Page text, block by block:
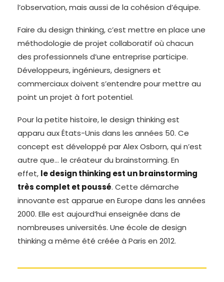
l’observation, mais aussi de la cohésion d’équipe.
Faire du design thinking, c’est mettre en place une
méthodologie de projet collaboratif où chacun
des professionnels d’une entreprise participe.
Développeurs, ingénieurs, designers et
commerciaux doivent s’entendre pour mettre au
point un projet à fort potentiel.
Pour la petite histoire, le design thinking est
apparu aux États-Unis dans les années 50. Ce
concept est développé par Alex Osborn, qui n’est
autre que… le créateur du brainstorming. En
effet, le design thinking est un brainstorming
très complet et poussé. Cette démarche
innovante est apparue en Europe dans les années
2000. Elle est aujourd’hui enseignée dans de
nombreuses universités. Une école de design
thinking a même été créée à Paris en 2012.